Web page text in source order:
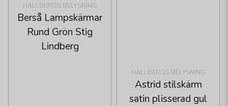
HALLBERGS BELYSNING
Berså Lampskärmar
Rund Grön Stig
Lindberg
HALLBERGS BELYSNING
Astrid stilskärm
satin plisserad gul